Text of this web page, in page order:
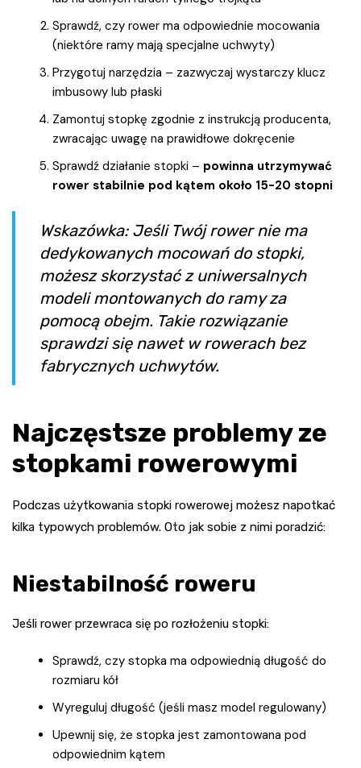
Sprawdź, czy rower ma odpowiednie mocowania
(niektóre ramy mają specjalne uchwyty)
Przygotuj narzędzia – zazwyczaj wystarczy klucz
imbusowy lub płaski
Zamontuj stopkę zgodnie z instrukcją producenta,
zwracając uwagę na prawidłowe dokręcenie
Sprawdź działanie stopki – powinna utrzymywać
rower stabilnie pod kątem około 15-20 stopni
Wskazówka: Jeśli Twój rower nie ma
dedykowanych mocowań do stopki,
możesz skorzystać z uniwersalnych
modeli montowanych do ramy za
pomocą obejm. Takie rozwiązanie
sprawdzi się nawet w rowerach bez
fabrycznych uchwytów.
Najczęstsze problemy ze
stopkami rowerowymi
Podczas użytkowania stopki rowerowej możesz napotkać
kilka typowych problemów. Oto jak sobie z nimi poradzić:
Niestabilność roweru
Jeśli rower przewraca się po rozłożeniu stopki:
Sprawdź, czy stopka ma odpowiednią długość do
rozmiaru kół
Wyreguluj długość (jeśli masz model regulowany)
Upewnij się, że stopka jest zamontowana pod
odpowiednim kątem